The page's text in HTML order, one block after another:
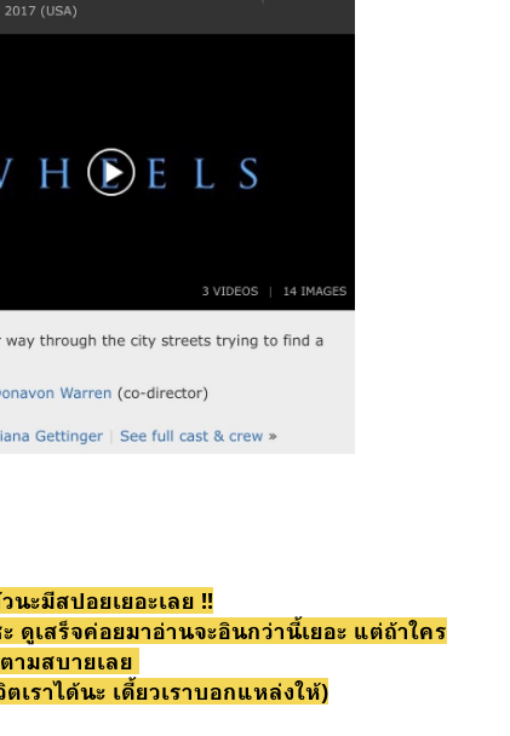
นะมีสปอยเยอะเลย !!
ดูเสร็จค่อยมาอ่านจะอินกว่านี้เยอะ แต่ถ้าใคร
ามสบายเลย
ราได้นะ เดี้ยวเราบอกแหล่งให้)